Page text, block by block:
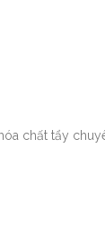
chất tẩy